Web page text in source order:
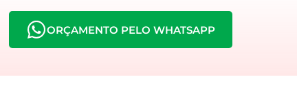
ORÇAMENTO PELO WHATSAPP